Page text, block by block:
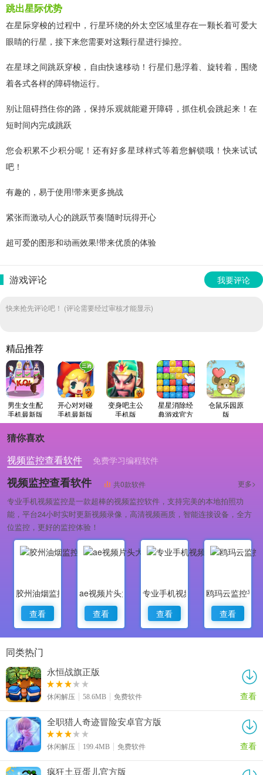
跳出星际优势
在星际穿梭的过程中，行星环绕的外太空区域里存在一颗长着可爱大
眼睛的行星，接下来您需要对这颗行星进行操控。
在星球之间跳跃穿梭，自由快速移动！行星们悬浮着、旋转着，围绕
着各式各样的障碍物运行。
别让阻碍挡住你的路，保持乐观就能避开障碍，抓住机会跳起来！在
短时间内完成跳跃
您会积累不少积分呢！还有好多星球样式等着您解锁哦！快来试试
吧！
有趣的，易于使用!带来更多挑战
紧张而激动人心的跳跃节奏!随时玩得开心
超可爱的图形和动画效果!带来优质的体验
游戏评论 我要评论
快来抢先评论吧！ (评论需要经过审核才能显示)
精品推荐
男生女生配
手机最新版
开心对对碰
手机最新版
变身吧主公
手机版
星星消除经
典游戏官方
最新版
仓鼠乐园原
版
猜你喜欢
视频监控查看软件
免费学习编程软件
专业做婚礼策划的软件
视频监控查看软件 共0款软件 更多>
专业手机视频监控是一款超棒的视频监控软件，支持完美的本地拍照功
能，平台24小时实时更新视频录像，高清视频画质，智能连接设备，全方
位监控，更好的监控体验！
胶州油烟监控
查看
ae视频片头大师
查看
专业手机视频监控
查看
鸥玛云监控平
查看
同类热门
永恒战旗正版
休闲解压 58.6MB 免费软件 查看
全职猎人奇迹冒险安卓官方版
休闲解压 199.4MB 免费软件 查看
疯狂土豆蛋儿官方版